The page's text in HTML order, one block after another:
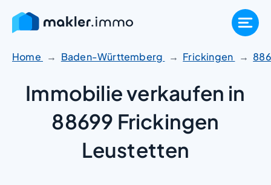
Zum
Inhalt
springen
Home Baden-Württemberg Frickingen
Immobilie verkaufen in
88699 Frickingen
Leustetten